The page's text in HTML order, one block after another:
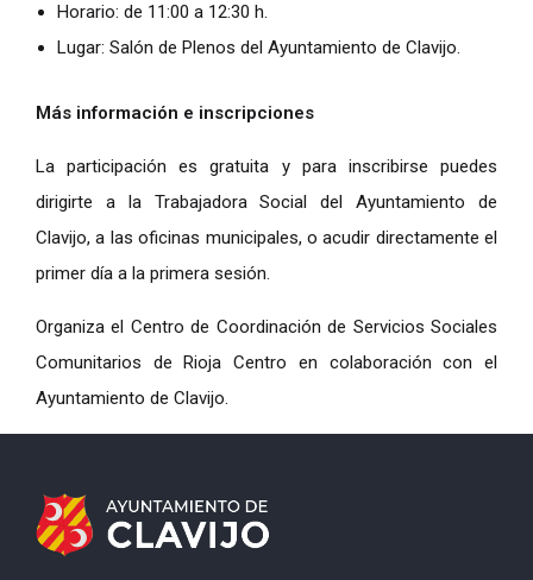
Horario: de 11:00 a 12:30 h.
Lugar: Salón de Plenos del Ayuntamiento de Clavijo.
Más información e inscripciones
La participación es gratuita y para inscribirse puedes
dirigirte a la Trabajadora Social del Ayuntamiento de
Clavijo, a las oficinas municipales, o acudir directamente el
primer día a la primera sesión.
Organiza el Centro de Coordinación de Servicios Sociales
Comunitarios de Rioja Centro en colaboración con el
Ayuntamiento de Clavijo.